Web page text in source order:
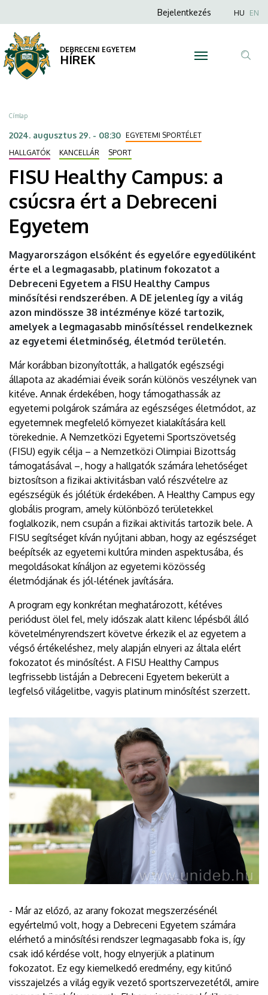
Healthy
Campus:
csúcsra
ért
a
Debreceni
Egyetem
DEBRECENI
EGYETEM
a
tartalomra
Anonim
menüje
Bejelentkezés HU EN
DEBRECENI EGYETEM
HÍREK
Morzsa
Címlap
2024. augusztus 29. - 08:30 EGYETEMI SPORTÉLET
HALLGATÓK
KANCELLÁR SPORT
FISU Healthy Campus: a
csúcsra ért a Debreceni
Egyetem
Magyarországon elsőként és egyelőre egyedüliként
érte el a legmagasabb, platinum fokozatot a
Debreceni Egyetem a FISU Healthy Campus
minősítési rendszerében. A DE jelenleg így a világ
azon mindössze 38 intézménye közé tartozik,
amelyek a legmagasabb minősítéssel rendelkeznek
az egyetemi életminőség, életmód területén.
Már korábban bizonyították, a hallgatók egészségi
állapota az akadémiai éveik során különös veszélynek van
kitéve. Annak érdekében, hogy támogathassák az
egyetemi polgárok számára az egészséges életmódot, az
egyetemnek megfelelő környezet kialakítására kell
törekednie. A Nemzetközi Egyetemi Sportszövetség
(FISU) egyik célja – a Nemzetközi Olimpiai Bizottság
támogatásával –, hogy a hallgatók számára lehetőséget
biztosítson a fizikai aktivitásban való részvételre az
egészségük és jólétük érdekében. A Healthy Campus egy
globális program, amely különböző területekkel
foglalkozik, nem csupán a fizikai aktivitás tartozik bele. A
FISU segítséget kíván nyújtani abban, hogy az egészséget
beépítsék az egyetemi kultúra minden aspektusába, és
megoldásokat kínáljon az egyetemi közösség
életmódjának és jól-létének javítására.
A program egy konkrétan meghatározott, kétéves
periódust ölel fel, mely időszak alatt kilenc lépésből álló
követelményrendszert követve érkezik el az egyetem a
végső értékeléshez, mely alapján elnyeri az általa elért
fokozatot és minősítést. A FISU Healthy Campus
legfrissebb listáján a Debreceni Egyetem bekerült a
legfelső világelitbe, vagyis platinum minősítést szerzett.
- Már az előző, az arany fokozat megszerzésénél
egyértelmű volt, hogy a Debreceni Egyetem számára
elérhető a minősítési rendszer legmagasabb foka is, így
csak idő kérdése volt, hogy elnyerjük a platinum
fokozatot. Ez egy kiemelkedő eredmény, egy kitűnő
visszajelzés a világ egyik vezető sportszervezetétől, amire